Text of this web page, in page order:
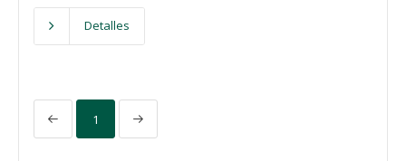
Detalles
1